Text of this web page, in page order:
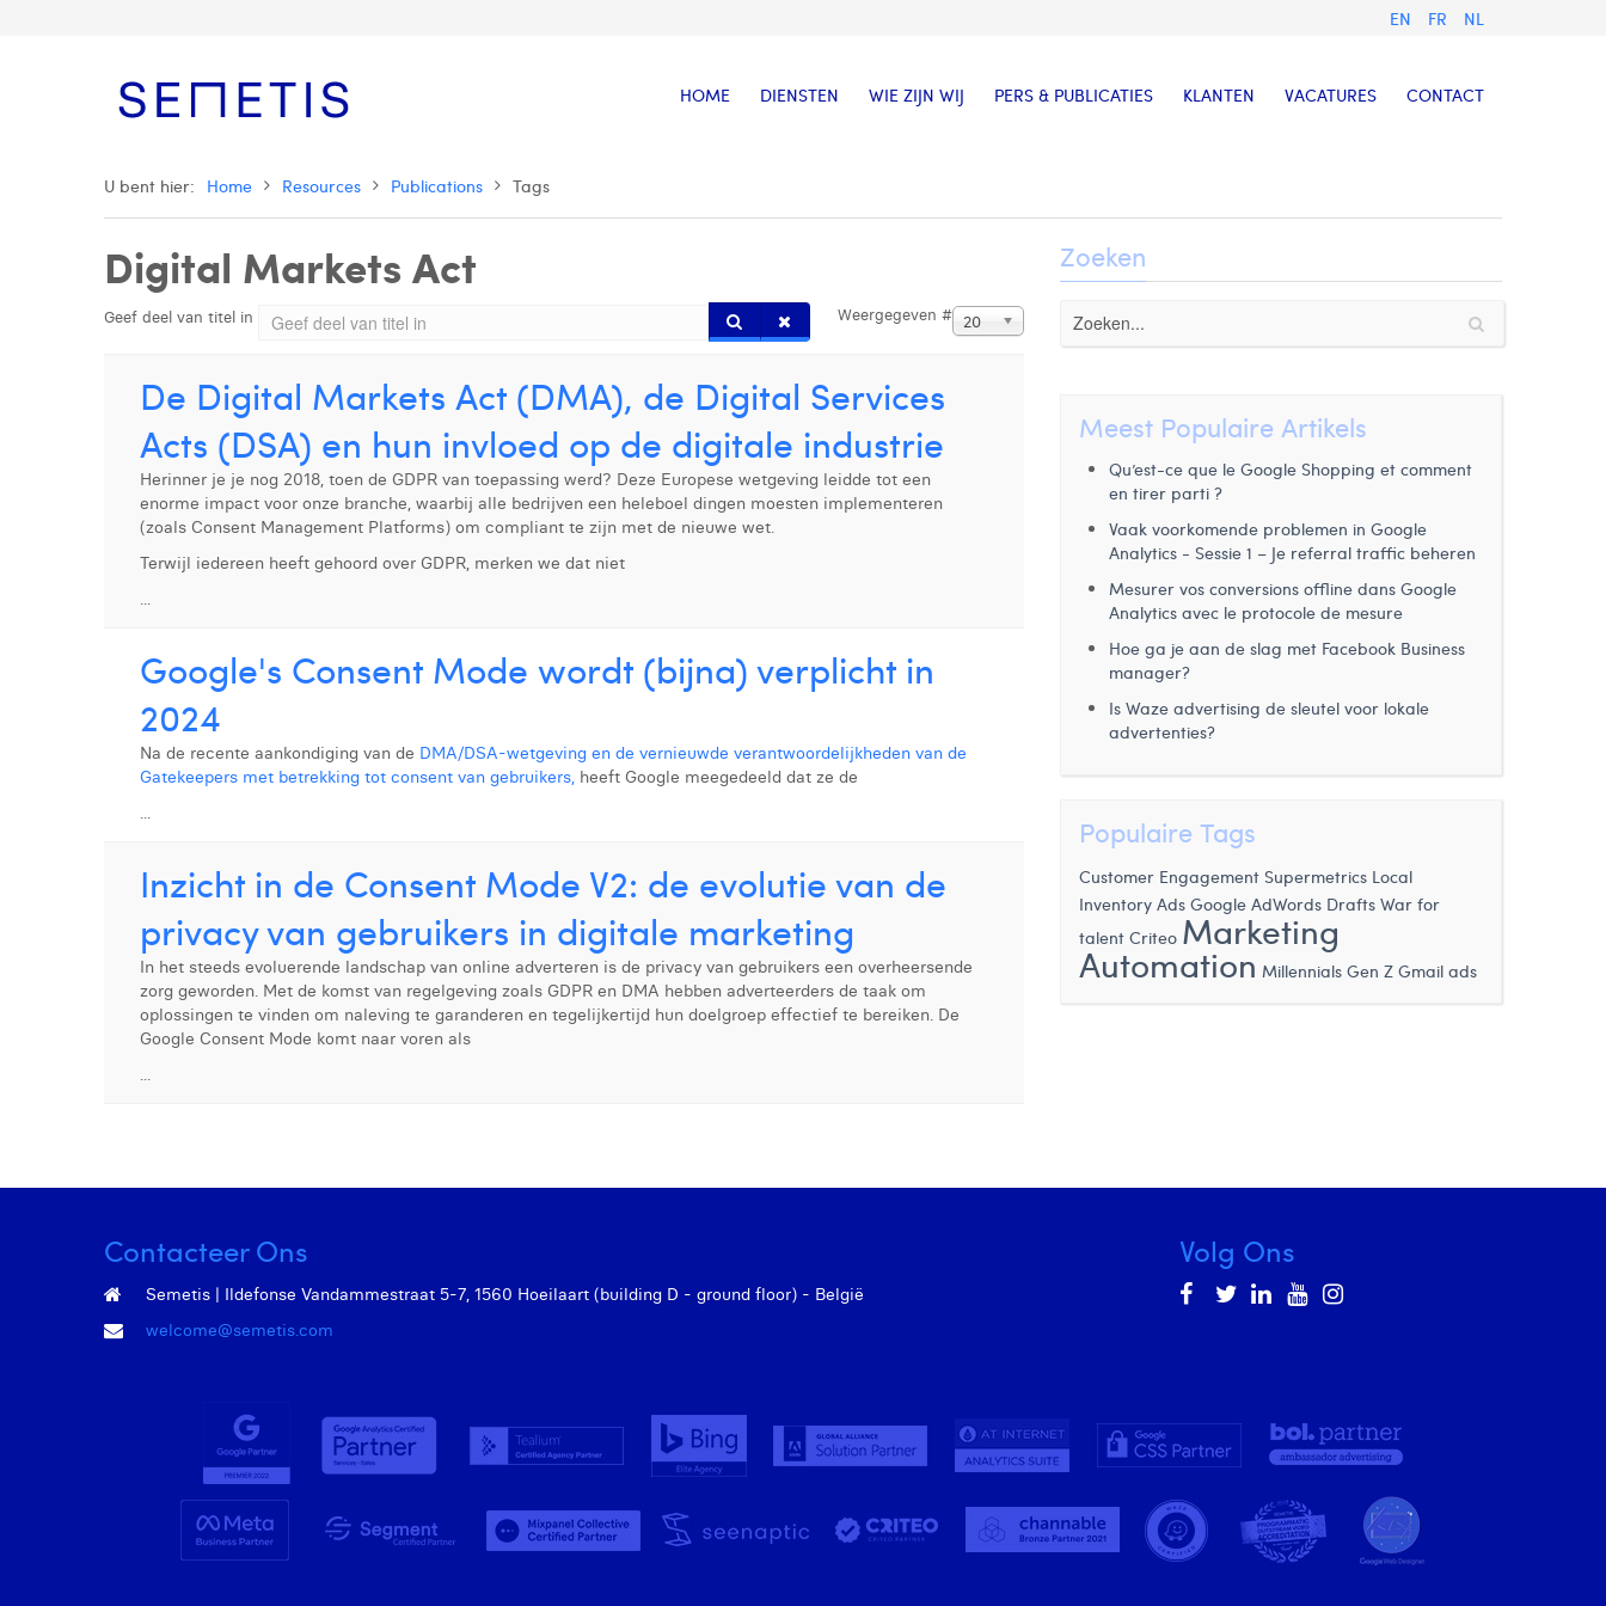
EN FR NL
HOME DIENSTEN WIE ZIJN WIJ PERS & PUBLICATIES KLANTEN VACATURES CONTACT
U bent hier: Home Resources Publications Tags
Digital Markets Act
Geef deel van titel in Weergegeven # 20
De Digital Markets Act (DMA), de Digital Services
Acts (DSA) en hun invloed op de digitale industrie
Herinner je je nog 2018, toen de GDPR van toepassing werd? Deze Europese wetgeving leidde tot een
enorme impact voor onze branche, waarbij alle bedrijven een heleboel dingen moesten implementeren
(zoals Consent Management Platforms) om compliant te zijn met de nieuwe wet.
Terwijl iedereen heeft gehoord over GDPR, merken we dat niet
...
Google's Consent Mode wordt (bijna) verplicht in
2024
Na de recente aankondiging van de DMA/DSA-wetgeving en de vernieuwde verantwoordelijkheden van de
Gatekeepers met betrekking tot consent van gebruikers, heeft Google meegedeeld dat ze de
...
Inzicht in de Consent Mode V2: de evolutie van de
privacy van gebruikers in digitale marketing
In het steeds evoluerende landschap van online adverteren is de privacy van gebruikers een overheersende
zorg geworden. Met de komst van regelgeving zoals GDPR en DMA hebben adverteerders de taak om
oplossingen te vinden om naleving te garanderen en tegelijkertijd hun doelgroep effectief te bereiken. De
Google Consent Mode komt naar voren als
...
Zoeken
Meest Populaire Artikels
Qu’est-ce que le Google Shopping et comment
en tirer parti ?
Vaak voorkomende problemen in Google
Analytics - Sessie 1 – Je referral traffic beheren
Mesurer vos conversions offline dans Google
Analytics avec le protocole de mesure
Hoe ga je aan de slag met Facebook Business
manager?
Is Waze advertising de sleutel voor lokale
advertenties?
Populaire Tags
Customer Engagement Supermetrics Local
Inventory Ads Google AdWords Drafts War for
talent Criteo Marketing
Automation Millennials Gen Z Gmail ads
Contacteer Ons
Semetis | Ildefonse Vandammestraat 5-7, 1560 Hoeilaart (building D - ground floor) - België
welcome@semetis.com
Volg Ons